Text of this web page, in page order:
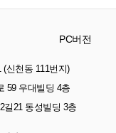
PC버전
신천동 111번지)
59 우대빌딩 4층
21 동성빌딩 3층